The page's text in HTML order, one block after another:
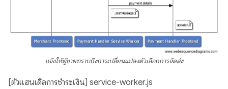
แจ้งให้ผู้ขายทราบถึงการเปลี่ยนแปลงตัวเลือกการจัดส่ง
[ตัวแฮนเดิลการชำระเงิน] service-worker.js